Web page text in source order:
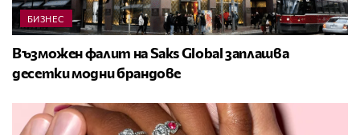
БИЗНЕС
Възможен фалит на Saks Global заплашва
десетки модни брандове